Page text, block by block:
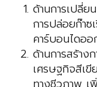
ด้านการเปลี่
การปล่อยก๊า
คาร์บอนไดอ
ด้านการสร้า
เศรษฐกิจสีเ